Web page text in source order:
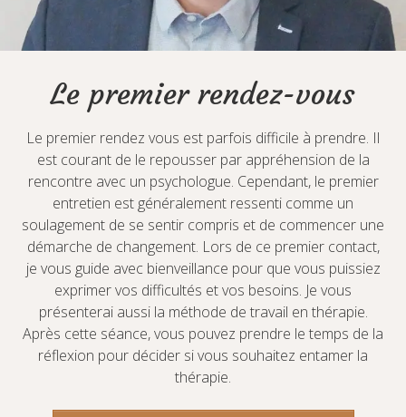
Le premier rendez-vous
Le premier rendez vous est parfois difficile à prendre. Il
est courant de le repousser par appréhension de la
rencontre avec un psychologue. Cependant, le premier
entretien est généralement ressenti comme un
soulagement de se sentir compris et de commencer une
démarche de changement. Lors de ce premier contact,
je vous guide avec bienveillance pour que vous puissiez
exprimer vos difficultés et vos besoins. Je vous
présenterai aussi la méthode de travail en thérapie.
Après cette séance, vous pouvez prendre le temps de la
réflexion pour décider si vous souhaitez entamer la
thérapie.